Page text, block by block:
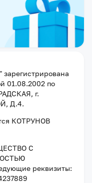
зарегистрирована
01.08.2002 по
г.
Д.4.
КОТРУНОВ
С
реквизиты: